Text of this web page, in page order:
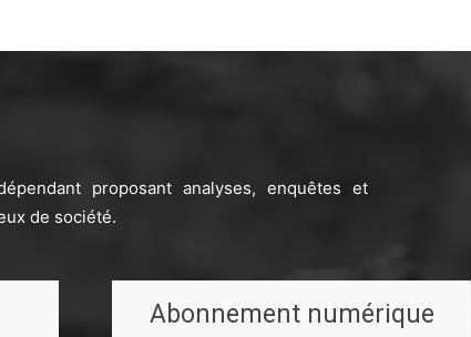
proposant analyses, enquêtes et
de société.
Abonnement numérique